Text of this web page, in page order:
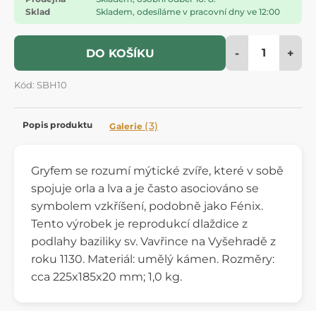
Sklad
Skladem, odesíláme v pracovní dny ve 12:00
DO KOŠÍKU - +
Kód: SBH10
Popis produktu Galerie (3)
Gryfem se rozumí mýtické zvíře, které v sobě
spojuje orla a lva a je často asociováno se
symbolem vzkříšení, podobně jako Fénix.
Tento výrobek je reprodukcí dlaždice z
podlahy baziliky sv. Vavřince na Vyšehradě z
roku 1130. Materiál: umělý kámen. Rozměry:
cca 225x185x20 mm; 1,0 kg.